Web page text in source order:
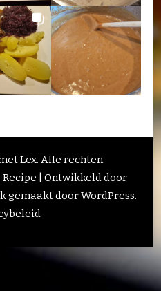
Lex. Alle rechten
Recipe | Ontwikkeld door
gemaakt doorWordPress.